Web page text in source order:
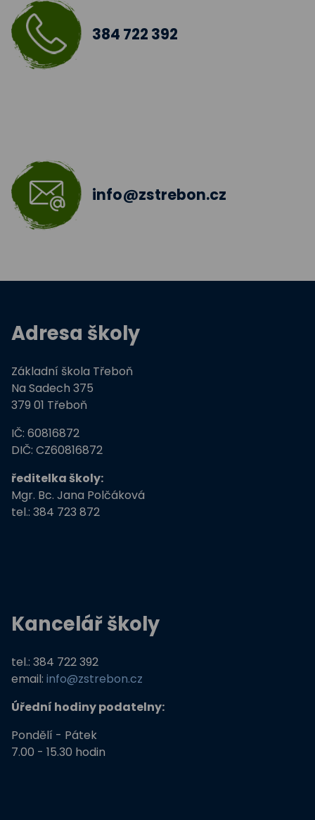
Doučování žáků škol
Šablony III
Šablony II.
Šablony 2016
Celé Česko čte dětem
Moderní technologie ve výuce
ZŠ Třeboň, Na Sadech jede do E
Tvořivá dílna žáků ZŠ Třeboň
Zdravé město Třeboň a ZŠ
Stromy, skřeti, dřeváci
EU peníze školám
Němčina nekouše
Podpora programů prevence krim
384 722 392
info@zstrebon.cz
Adresa školy
Základní škola Třeboň
Na Sadech 375
379 01 Třeboň
IČ: 60816872
DIČ: CZ60816872
ředitelka školy:
Mgr. Bc. Jana Polčáková
tel.: 384 723 872
Kancelář školy
tel.: 384 722 392
email: info@zstrebon.cz
Úřední hodiny podatelny:
Pondělí - Pátek
7.00 - 15.30 hodin